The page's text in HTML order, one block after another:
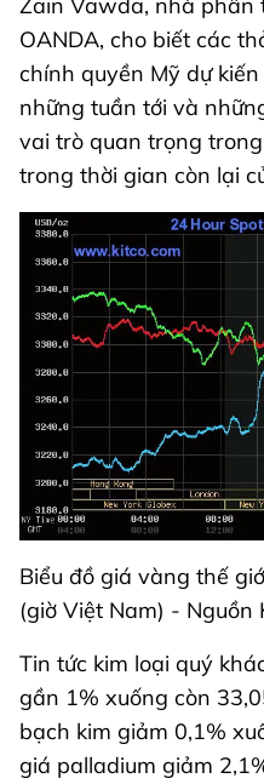
Zain Vawda, nhà phân
OANDA, cho biết các
chính quyền Mỹ dự
những tuần tới và
vai trò quan trọng
trong thời gian còn lại
Biểu đồ giá vàng thế
(giờ Việt Nam) - Nguồn
Tin tức kim loại quý
gần 1% xuống còn
bạch kim giảm 0,1%
giá palladium giảm